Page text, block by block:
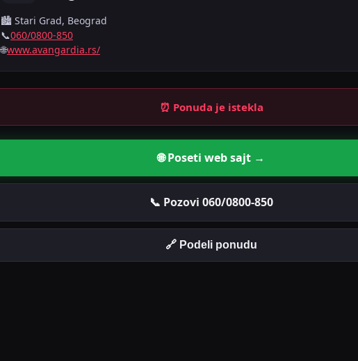
🏙️ Stari Grad, Beograd
📞060/0800-850
🌐www.avangardia.rs/
⏰ Ponuda je istekla
🌐 Poseti web sajt →
📞 Pozovi 060/0800-850
🔗 Podeli ponudu